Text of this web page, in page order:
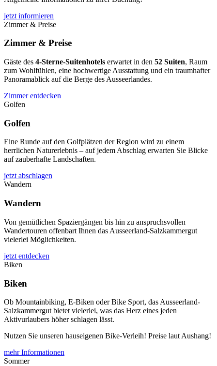
jetzt informieren
Zimmer & Preise
Zimmer & Preise
Gäste des 4-Sterne-Suitenhotels erwartet in den 52 Suiten, Raum
zum Wohlfühlen, eine hochwertige Ausstattung und ein traumhafter
Panoramablick auf die Berge des Ausseerlandes.
Zimmer entdecken
Golfen
Golfen
Eine Runde auf den Golfplätzen der Region wird zu einem
herrlichen Naturerlebnis – auf jedem Abschlag erwarten Sie Blicke
auf zauberhafte Landschaften.
jetzt abschlagen
Wandern
Wandern
Von gemütlichen Spaziergängen bis hin zu anspruchsvollen
Wandertouren offenbart Ihnen das Ausseerland-Salzkammergut
vielerlei Möglichkeiten.
jetzt entdecken
Biken
Biken
Ob Mountainbiking, E-Biken oder Bike Sport, das Ausseerland-
Salzkammergut bietet vielerlei, was das Herz eines jeden
Aktivurlaubers höher schlagen lässt.
Nutzen Sie unseren hauseigenen Bike-Verleih! Preise laut Aushang!
mehr Informationen
Sommer